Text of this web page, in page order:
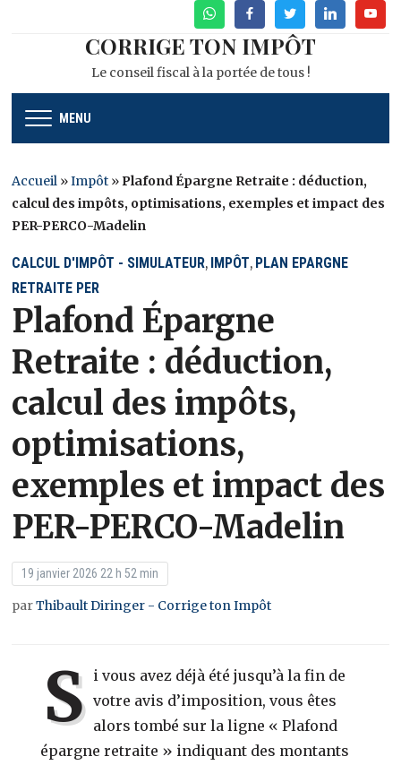
WhatsAppFacebookTwitterLinkedin
CORRIGE TON IMPÔT
Le conseil fiscal à la portée de tous !
MENU
Accueil »Impôt » Plafond Épargne Retraite : déduction,
calcul des impôts, optimisations, exemples et impact des
PER-PERCO-Madelin
CALCUL D'IMPÔT - SIMULATEUR, IMPÔT, PLAN EPARGNE
RETRAITE PER
Plafond Épargne
Retraite : déduction,
calcul des impôts,
optimisations,
exemples et impact des
PER-PERCO-Madelin
19 janvier 2026 22 h 52 min
parThibault Diringer - Corrige ton Impôt
S i vous avez déjà été jusqu’à la fin de
votre avis d’imposition, vous êtes
alors tombé sur la ligne « Plafond
épargne retraite » indiquant des montants